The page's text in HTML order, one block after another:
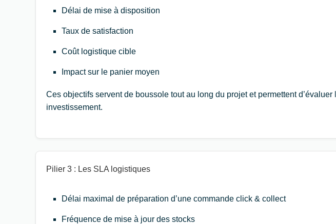
Délai de mise à disposition
Taux de satisfaction
Coût logistique cible
Impact sur le panier moyen
Ces objectifs servent de boussole tout au long du projet et permettent d’évaluer
investissement.
Pilier 3 : Les SLA logistiques
Délai maximal de préparation d’une commande click & collect
Fréquence de mise à jour des stocks